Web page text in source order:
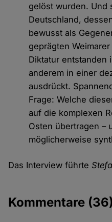
gelöst wurden. Und
Deutschland,
bewusst als
geprägten
Diktatur entstanden
anderem in einer
ausdrückt.
Frage: Welche
auf die komplexen
Osten übertragen –
möglicherweise
Das Interview führte
Kommentare (36)